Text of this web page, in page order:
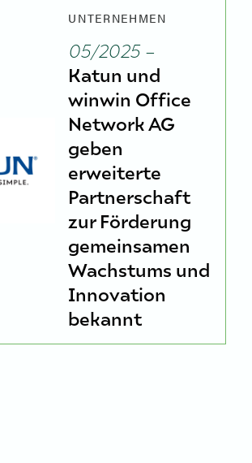
UNTERNEHMEN
05/2025 –
Katun und
winwin Office
Network AG
geben
erweiterte
Partnerschaft
zur Förderung
gemeinsamen
Wachstums und
Innovation
bekannt